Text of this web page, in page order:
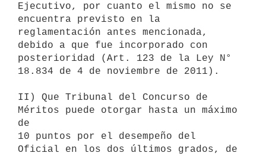
Ejecutivo, por cuanto el mismo no se
encuentra previsto en la
reglamentación antes mencionada,
debido a que fue incorporado con
posterioridad (Art. 123 de la Ley N°
18.834 de 4 de noviembre de 2011).
II) Que Tribunal del Concurso de
Méritos puede otorgar hasta un máximo
de
10 puntos por el desempeño del
Oficial en los dos últimos grados, de